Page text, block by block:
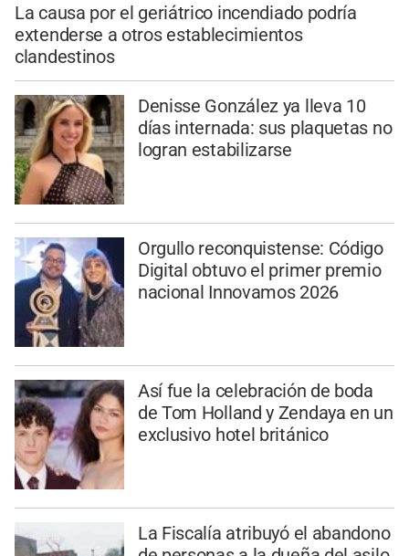
La causa por el geriátrico incendiado podría
extenderse a otros establecimientos
clandestinos
Denisse González ya lleva 10
días internada: sus plaquetas no
logran estabilizarse
Orgullo reconquistense: Código
Digital obtuvo el primer premio
nacional Innovamos 2026
Así fue la celebración de boda
de Tom Holland y Zendaya en un
exclusivo hotel británico
La Fiscalía atribuyó el abandono